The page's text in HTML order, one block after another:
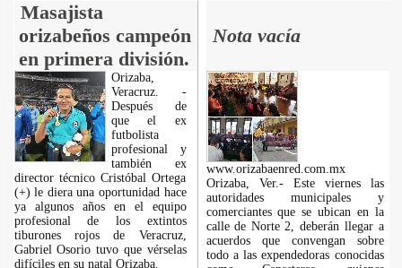
Masajista
orizabeños campeón
en primera división.
Nota vacía
Orizaba,
Veracruz. -
Después de
que el ex
futbolista
profesional y
también ex
director técnico Cristóbal Ortega
(+) le diera una oportunidad hace
ya algunos años en el equipo
profesional de los extintos
tiburones rojos de Veracruz,
Gabriel Osorio tuvo que vérselas
difíciles en su natal Orizaba.
www.orizabaenred.com.mx
Orizaba, Ver.- Este viernes las
autoridades municipales y
comerciantes que se ubican en la
calle de Norte 2, deberán llegar a
acuerdos que convengan sobre
todo a las expendedoras conocidas